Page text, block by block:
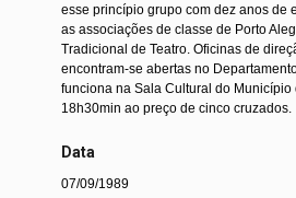
esse princípio grupo com dez anos de
as associações de classe de Porto
Tradicional de Teatro. Oficinas de
encontram-se abertas no
funciona na Sala Cultural do Município
18h30min ao preço de cinco cruzados.
Data
07/09/1989